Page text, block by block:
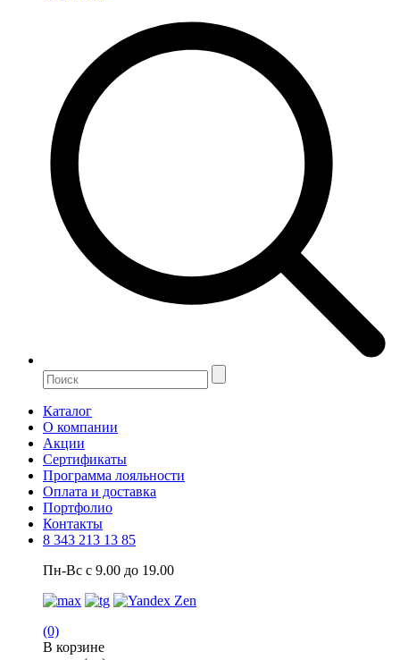
Каталог
О компании
Акции
Сертификаты
Программа лояльности
Оплата и доставка
Портфолио
Контакты
8 343 213 13 85
Пн-Вс с 9.00 до 19.00
(0)
В корзине